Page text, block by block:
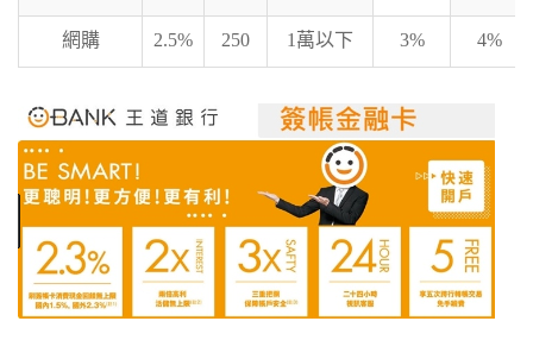
網購 2.5% 250 1萬以下 3% 4%